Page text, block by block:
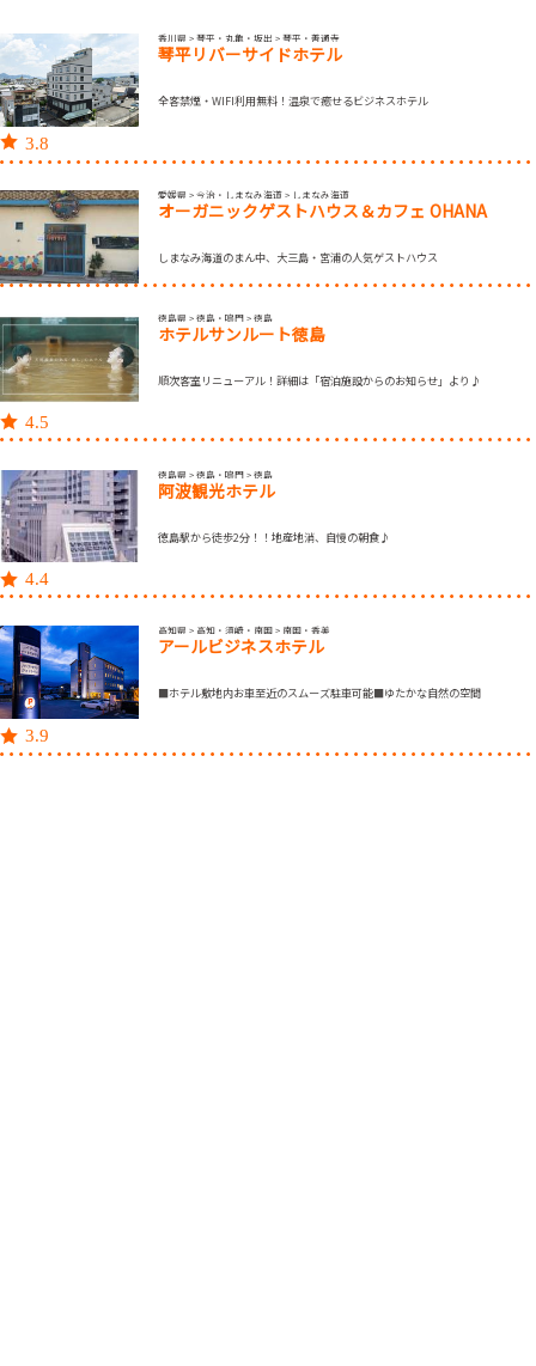
3.8
香川県 > 琴平・丸亀・坂出 > 琴平・善通寺
琴平リバーサイドホテル
全客禁煙・WIFI利用無料！温泉で癒せるビジネスホテル
愛媛県 > 今治・しまなみ海道 > しまなみ海道
オーガニックゲストハウス＆カフェ OHANA
しまなみ海道のまん中、大三島・宮浦の人気ゲストハウス
4.5
徳島県 > 徳島・鳴門 > 徳島
ホテルサンルート徳島
順次客室リニューアル！詳細は「宿泊施設からのお知らせ」より♪
4.4
徳島県 > 徳島・鳴門 > 徳島
阿波観光ホテル
徳島駅から徒歩2分！！地産地消、自慢の朝食♪
3.9
高知県 > 高知・須崎・南国 > 南国・香美
アールビジネスホテル
■ホテル敷地内お車至近のスムーズ駐車可能■ゆたかな自然の空間